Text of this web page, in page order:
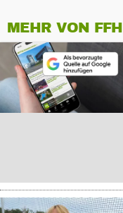
MEHR VON FFH